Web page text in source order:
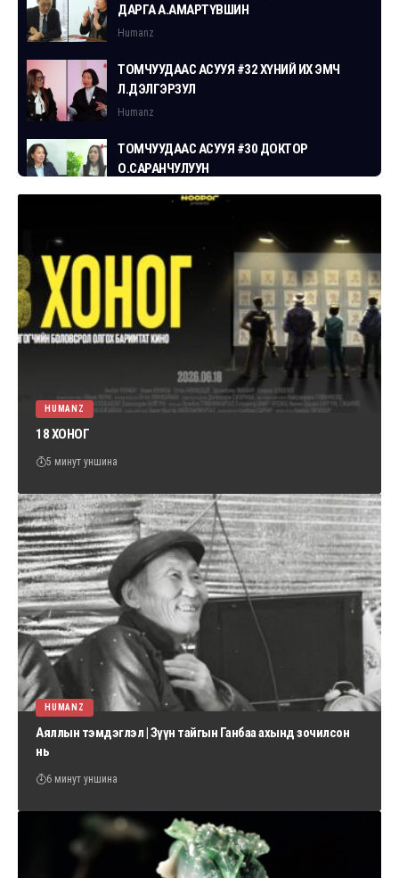
ДАРГА А.АМАРТҮВШИН
Humanz
ТОМЧУУДААС АСУУЯ #32 ХҮНИЙ ИХ ЭМЧ
Л.ДЭЛГЭРЗУЛ
Humanz
ТОМЧУУДААС АСУУЯ #30 ДОКТОР
О.САРАНЧУЛУУН
Humanz
ТОМЧУУДААС АСУУЯ #29 СГЗ С.ЦОГТБАЯР
Humanz
ТОМЧУУДААС АСУУЯ #28 ХУУЛЬЧ
Г.ЭРДЭНЭБАТ
Humanz
HUMANZ
18 ХОНОГ
5 минут уншина
HUMANZ
Аяллын тэмдэглэл | Зүүн тайгын Ганбаа ахынд зочилсон
нь
6 минут уншина